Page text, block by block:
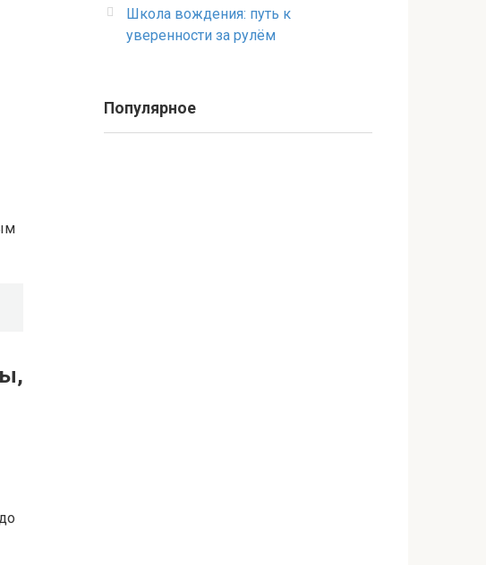
Школа вождения: путь к
уверенности за рулём
Популярное